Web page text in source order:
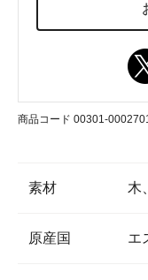
商品コード 00301-
素材 木
原産国 エ